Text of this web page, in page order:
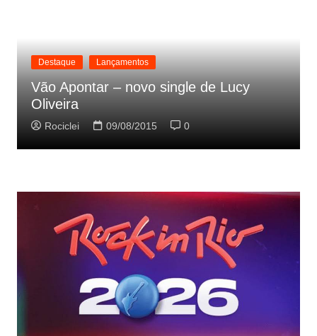
Destaque Lançamentos
Vão Apontar – novo single de Lucy
Oliveira
Rociclei 09/08/2015 0